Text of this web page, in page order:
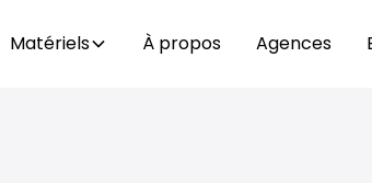
Matériels À propos Agences